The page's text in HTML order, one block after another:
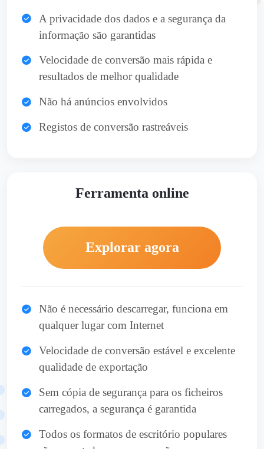
A privacidade dos dados e a segurança da
informação são garantidas
Velocidade de conversão mais rápida e
resultados de melhor qualidade
Não há anúncios envolvidos
Registos de conversão rastreáveis
Ferramenta online
Explorar agora
Não é necessário descarregar, funciona em
qualquer lugar com Internet
Velocidade de conversão estável e excelente
qualidade de exportação
Sem cópia de segurança para os ficheiros
carregados, a segurança é garantida
Todos os formatos de escritório populares